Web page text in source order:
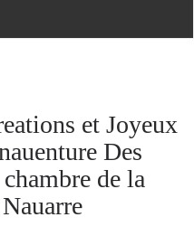
et Joyeux
Des
de la